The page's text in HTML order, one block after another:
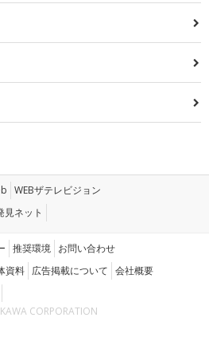
WEBザテレビジョン
見ネット
推奨環境 お問い合わせ
資料 広告掲載について 会社概要
CORPORATION